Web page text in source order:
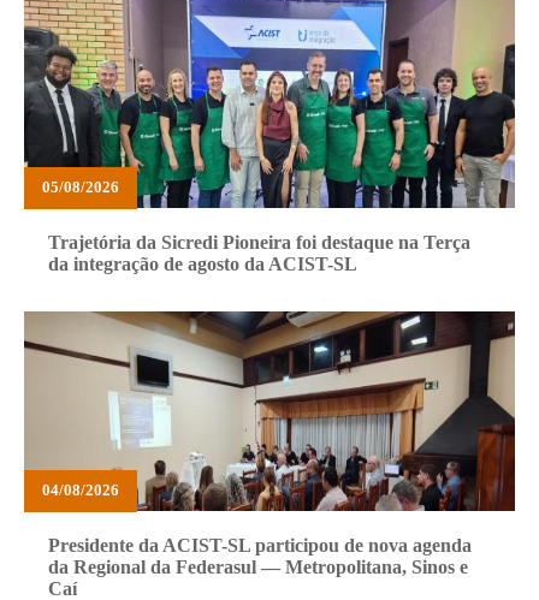
05/08/2026
Trajetória da Sicredi Pioneira foi destaque na Terça
da integração de agosto da ACIST-SL
04/08/2026
Presidente da ACIST-SL participou de nova agenda
da Regional da Federasul — Metropolitana, Sinos e
Caí